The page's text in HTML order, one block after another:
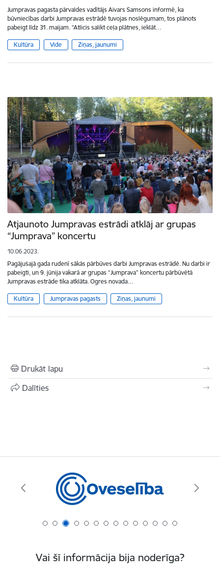
Jumpravas pagasta pārvaldes vadītājs Aivars Samsons informē, ka
būvniecības darbi Jumpravas estrādē tuvojas noslēgumam, tos plānots
pabeigt līdz 31. maijam. “Atlicis salikt ceļa plātnes, ieklāt…
Kultūra Vide Ziņas, jaunumi
Atjaunoto Jumpravas estrādi atklāj ar grupas
“Jumprava” koncertu
10.06.2023.
Pagājušajā gada rudenī sākās pārbūves darbi Jumpravas estrādē. Nu darbi ir
pabeigti, un 9. jūnija vakarā ar grupas “Jumprava” koncertu pārbūvētā
Jumpravas estrāde tika atklāta. Ogres novada…
Kultūra Jumpravas pagasts Ziņas, jaunumi
Drukāt lapu
Dalīties
Vai šī informācija bija noderīga?